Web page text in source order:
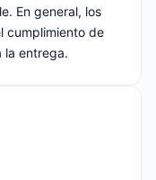
En general, los
cumplimiento de
la entrega.